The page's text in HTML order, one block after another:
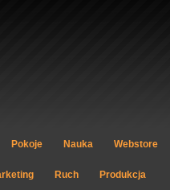
Pokoje Nauka Webstore
Ruch Produkcja